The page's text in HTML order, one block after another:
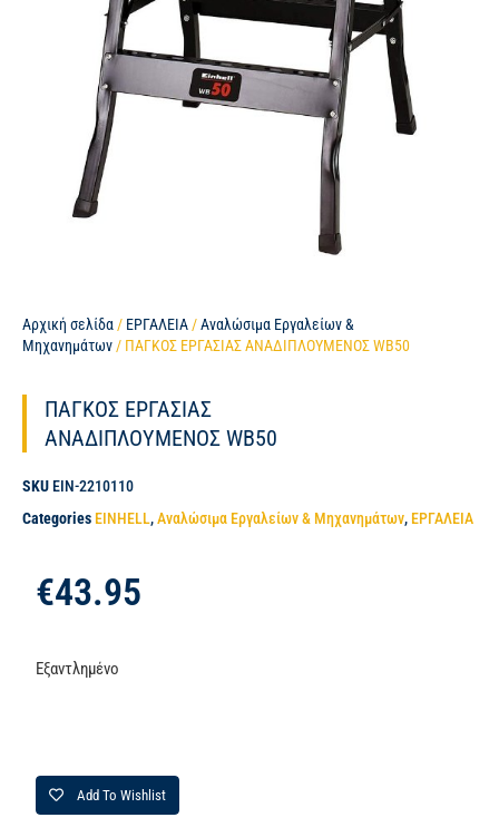
Αρχική σελίδα / ΕΡΓΑΛΕΙΑ /Αναλώσιμα Εργαλείων &
Μηχανημάτων / ΠΑΓΚΟΣ ΕΡΓΑΣΙΑΣ ΑΝΑΔΙΠΛΟΥΜΕΝΟΣ WB50
ΠΑΓΚΟΣ ΕΡΓΑΣΙΑΣ
ΑΝΑΔΙΠΛΟΥΜΕΝΟΣ WB50
SKU EIN-2210110
Categories EINHELL,Αναλώσιμα Εργαλείων & Μηχανημάτων, ΕΡΓΑΛΕΙΑ
€43.95
Εξαντλημένο
Add To Wishlist